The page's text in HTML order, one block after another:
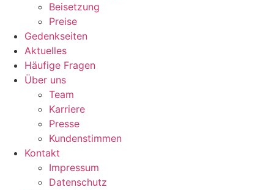
Beisetzung
Preise
Gedenkseiten
Aktuelles
Häufige Fragen
Über uns
Team
Karriere
Presse
Kundenstimmen
Kontakt
Impressum
Datenschutz